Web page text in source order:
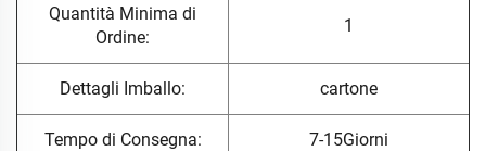
Quantità Minima di
Ordine:
1
Dettagli Imballo: cartone
Tempo di Consegna: 7-15Giorni